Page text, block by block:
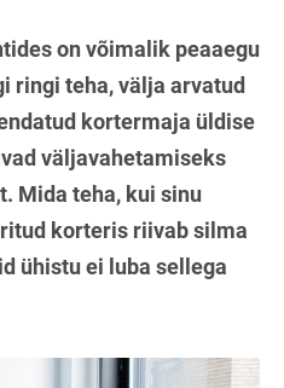
on võimalik peaaegu
ringi teha, välja arvatud
kortermaja üldise
väljavahetamiseks
Mida teha, kui sinu
korteris riivab silma
ühistu ei luba sellega